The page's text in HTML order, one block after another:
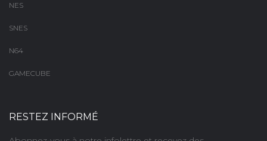
NES
SNES
N64
GAMECUBE
RESTEZ INFORMÉ